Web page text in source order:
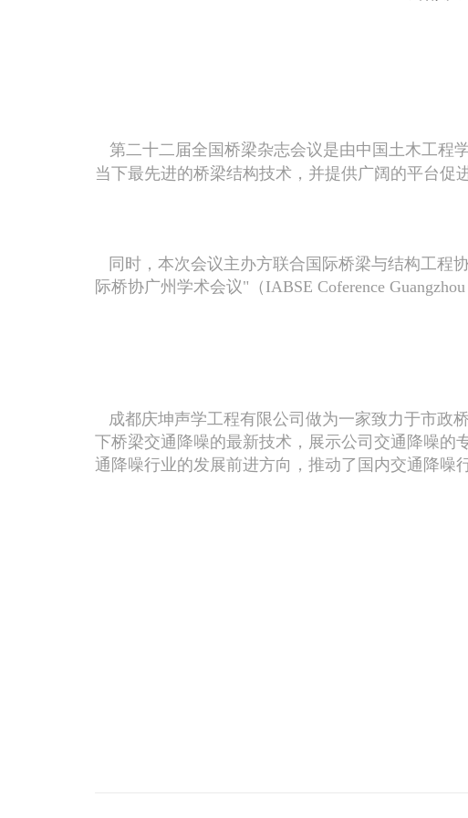
第二十二届全国桥梁杂志会议是由中国土木工程
当下最先进的桥梁结构技术，并提供广阔的平台促
同时，本次会议主办方联合国际桥梁与结构工程
际桥协广州学术会议"（ IABSE Coference
成都庆坤声学工程有限公司做为一家致力于市政
下桥梁交通降噪的最新技术，展示公司交通降噪的
通降噪行业的发展前进方向，推动了国内交通降噪